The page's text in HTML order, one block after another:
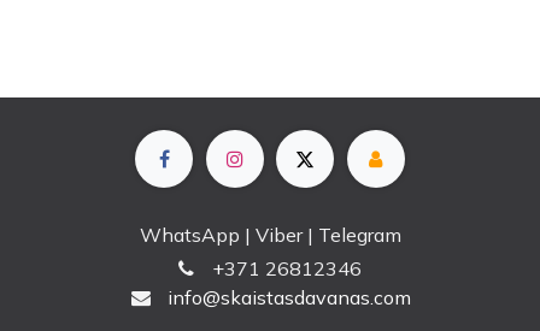
WhatsApp | Viber | Telegram
+371 26812346
info@skaistasdavanas.com